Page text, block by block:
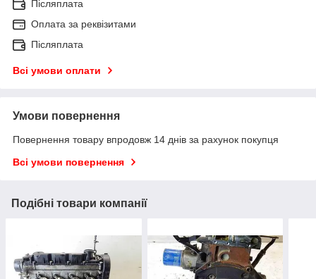
Післяплата
Оплата за реквізитами
Післяплата
Всі умови оплати
Умови повернення
Повернення товару впродовж 14 днів за рахунок покупця
Всі умови повернення
Подібні товари компанії